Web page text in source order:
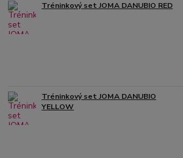
Tréninkový set JOMA DANUBIO RED
Tréninkový set JOMA DANUBIO
YELLOW